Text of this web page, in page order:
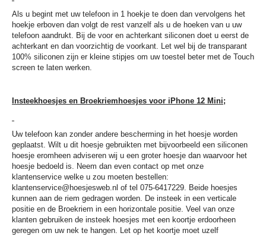
Als u begint met uw telefoon in 1 hoekje te doen dan vervolgens het
hoekje erboven dan volgt de rest vanzelf als u de hoeken van u uw
telefoon aandrukt. Bij de voor en achterkant siliconen doet u eerst de
achterkant en dan voorzichtig de voorkant. Let wel bij de transparant
100% siliconen zijn er kleine stipjes om uw toestel beter met de Touch
screen te laten werken.
Insteekhoesjes en Broekriemhoesjes voor iPhone 12 Mini;
Uw telefoon kan zonder andere bescherming in het hoesje worden
geplaatst. Wilt u dit hoesje gebruikten met bijvoorbeeld een siliconen
hoesje eromheen adviseren wij u een groter hoesje dan waarvoor het
hoesje bedoeld is. Neem dan even contact op met onze
klantenservice welke u zou moeten bestellen:
klantenservice@hoesjesweb.nl of tel 075-6417229. Beide hoesjes
kunnen aan de riem gedragen worden. De insteek in een verticale
positie en de Broekriem in een horizontale positie. Veel van onze
klanten gebruiken de insteek hoesjes met een koortje erdoorheen
geregen om uw nek te hangen. Let op het koortje moet uzelf